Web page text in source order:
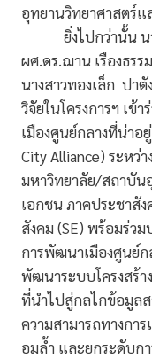
อุทยานวิทยาศาสตร์แ
ยิ่งไปกว่านั้น นาย
ผศ.ดร.ฌาน เรืองธรร
นางสาวทองเล็ก ปาตั
วิจัยในโครงการฯ เข้
เมืองศูนย์กลางที่น่าอ
City Alliance) ระหว่
มหาวิทยาลัย/สถาบัน
เอกชน ภาคประชาสั
สังคม (SE) พร้อมร่วม
การพัฒนาเมืองศูนย์
พัฒนาระบบโครงสร้
ที่นําไปสู่กลไกข้อมูล
ความสามารถทางกา
อมล้ำ และยกระดับ